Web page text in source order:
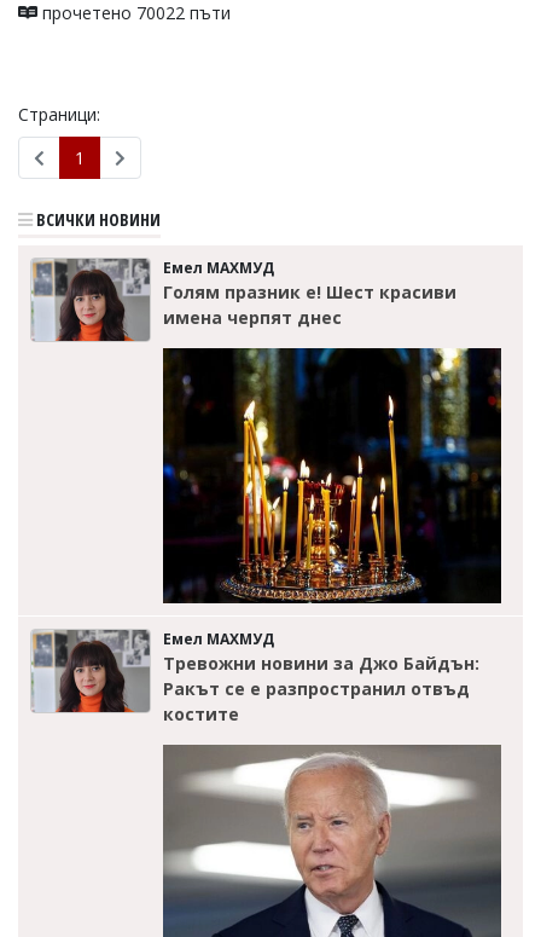
прочетено 70022 пъти
Страници:
1
ВСИЧКИ НОВИНИ
Емел МАХМУД
Голям празник е! Шест красиви
имена черпят днес
Емел МАХМУД
Тревожни новини за Джо Байдън:
Ракът се е разпространил отвъд
костите